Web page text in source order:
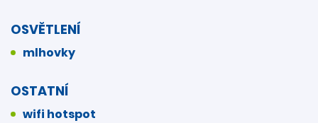
OSVĚTLENÍ
mlhovky
OSTATNÍ
wifi hotspot